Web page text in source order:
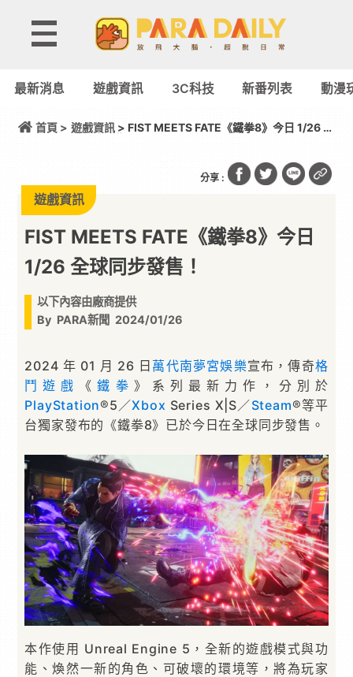
最新消息 遊戲資訊 3C科技 新番列表 動漫
首頁 > 遊戲資訊> FIST MEETS FATE《鐵拳8》今日 1/26 全
分享 :
遊戲資訊
FIST MEETS FATE《鐵拳8》今日
1/26 全球同步發售！
以下內容由廠商提供
By PARA新聞 2024/01/26
2024 年 01 月 26 日 萬代南夢宮娛樂宣布，傳奇格
鬥遊戲
《鐵拳 》系列最新力作，分別於
PlayStation®5／Xbox Series X|S／Steam®等平
台獨家發布的《鐵拳8》已於今日在全球同步發售。
本作使用 Unreal Engine 5，全新的遊戲模式與功
能、煥然一新的角色、可破壞的環境等，將為玩家